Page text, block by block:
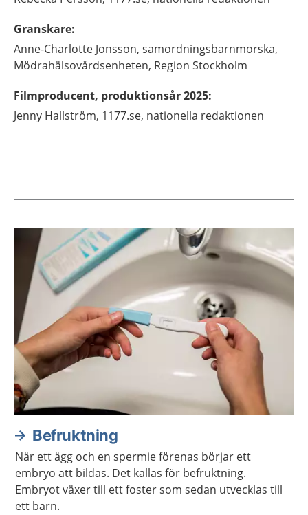
Granskare:
Anne-Charlotte Jonsson, samordningsbarnmorska,
Mödrahälsovårdsenheten, Region Stockholm
Filmproducent, produktionsår 2025:
Jenny Hallström, 1177.se, nationella redaktionen
Aktuella artiklar
Befruktning
När ett ägg och en spermie förenas börjar ett
embryo att bildas. Det kallas för befruktning.
Embryot växer till ett foster som sedan utvecklas till
ett barn.